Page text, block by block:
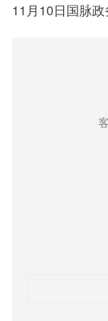
11月10日国脉